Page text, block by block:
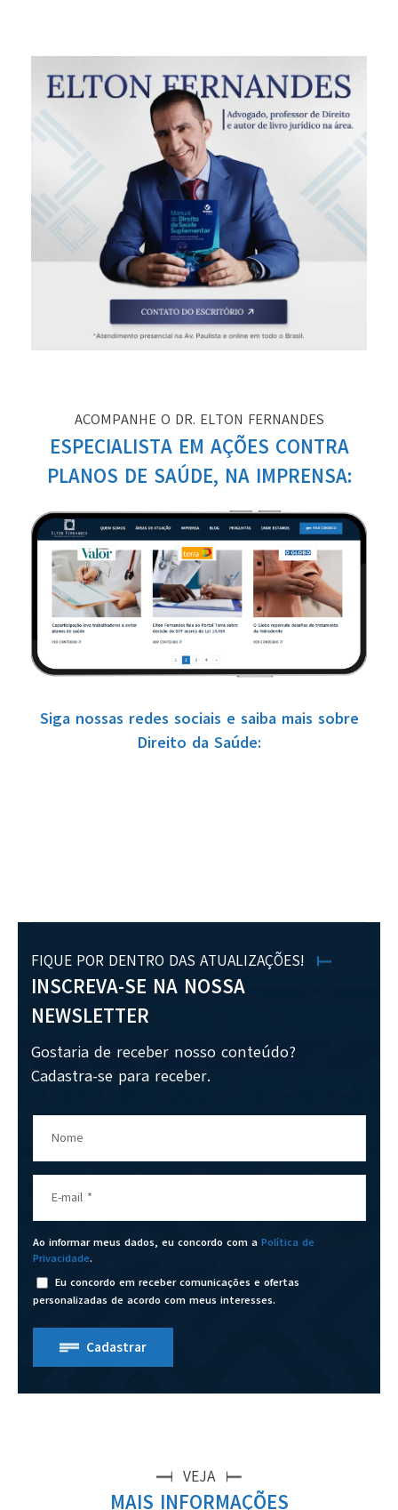
ACOMPANHE O DR. ELTON FERNANDES
ESPECIALISTA EM AÇÕES CONTRA
PLANOS DE SAÚDE, NA IMPRENSA:
Siga nossas redes sociais e saiba mais sobre
Direito da Saúde:
FIQUE POR DENTRO DAS ATUALIZAÇÕES!
INSCREVA-SE NA NOSSA
NEWSLETTER
Gostaria de receber nosso conteúdo?
Cadastra-se para receber.
Nome
E-mail *
Ao informar meus dados, eu concordo com a Política de
Privacidade.
Eu concordo em receber comunicações e ofertas
personalizadas de acordo com meus interesses.
Cadastrar
VEJA
MAIS INFORMAÇÕES